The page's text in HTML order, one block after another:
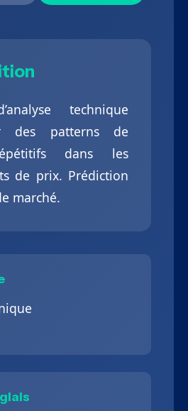
technique
des patterns de
dans les
de prix. Prédiction
marché.